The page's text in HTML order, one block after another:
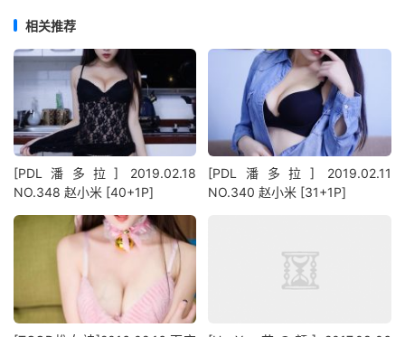
相关推荐
[PDL潘多拉] 2019.02.18
NO.348 赵小米 [40+1P]
[PDL潘多拉] 2019.02.11
NO.340 赵小米 [31+1P]